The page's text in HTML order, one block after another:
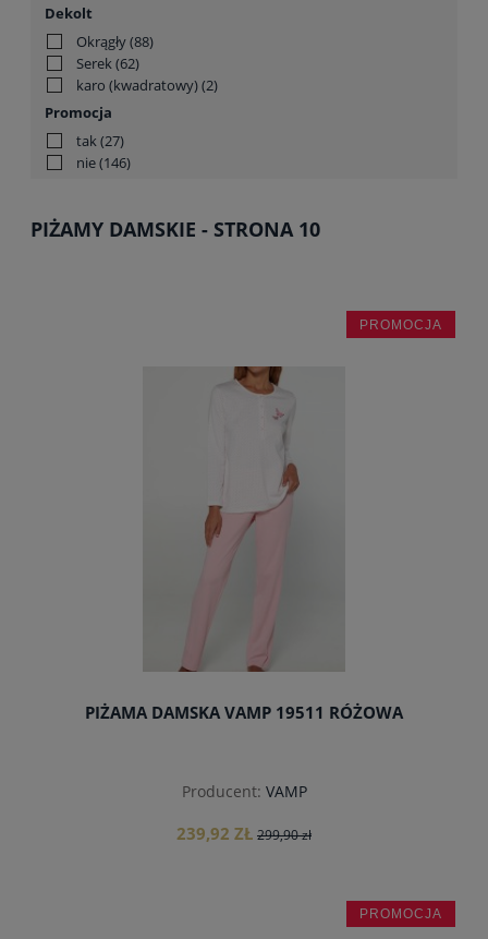
Dekolt
Okrągły(88)
Serek(62)
karo (kwadratowy)(2)
Promocja
tak(27)
nie(146)
PIŻAMY DAMSKIE - STRONA 10
PIŻAMA DAMSKA VAMP 19511 RÓŻOWA
Producent: VAMP
239,92 ZŁ 299,90 zł
PROMOCJA
PROMOCJA